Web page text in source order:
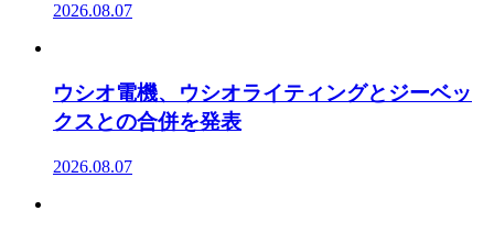
2026.08.07
ウシオ電機、ウシオライティングとジーベッ
クスとの合併を発表
2026.08.07